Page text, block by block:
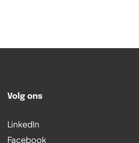
Volg ons
LinkedIn
Facebook